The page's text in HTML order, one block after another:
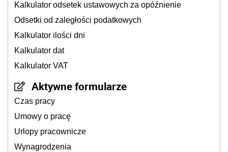
Kalkulator odsetek ustawowych za opóźnienie
Odsetki od zaległości podatkowych
Kalkulator ilości dni
Kalkulator dat
Kalkulator VAT
Aktywne formularze
Czas pracy
Umowy o pracę
Urlopy pracownicze
Wynagrodzenia